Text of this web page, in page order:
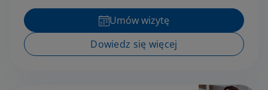
Umów wizytę
Dowiedz się więcej